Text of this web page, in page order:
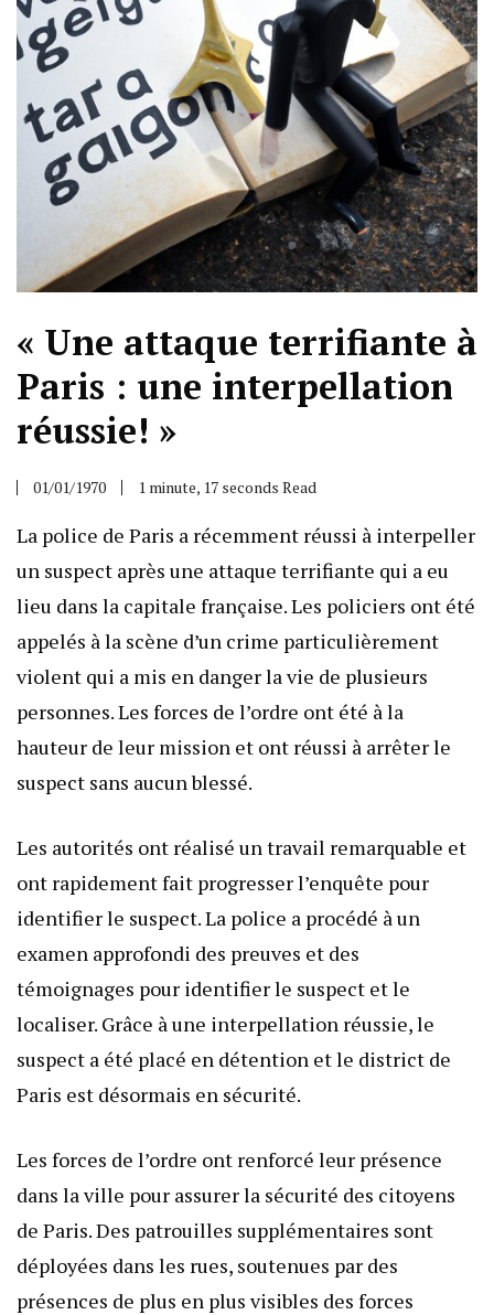
« Une attaque terrifiante à
Paris : une interpellation
réussie! »
01/01/1970 1 minute, 17 seconds Read
La police de Paris a récemment réussi à interpeller
un suspect après une attaque terrifiante qui a eu
lieu dans la capitale française. Les policiers ont été
appelés à la scène d’un crime particulièrement
violent qui a mis en danger la vie de plusieurs
personnes. Les forces de l’ordre ont été à la
hauteur de leur mission et ont réussi à arrêter le
suspect sans aucun blessé.
Les autorités ont réalisé un travail remarquable et
ont rapidement fait progresser l’enquête pour
identifier le suspect. La police a procédé à un
examen approfondi des preuves et des
témoignages pour identifier le suspect et le
localiser. Grâce à une interpellation réussie, le
suspect a été placé en détention et le district de
Paris est désormais en sécurité.
Les forces de l’ordre ont renforcé leur présence
dans la ville pour assurer la sécurité des citoyens
de Paris. Des patrouilles supplémentaires sont
déployées dans les rues, soutenues par des
présences de plus en plus visibles des forces